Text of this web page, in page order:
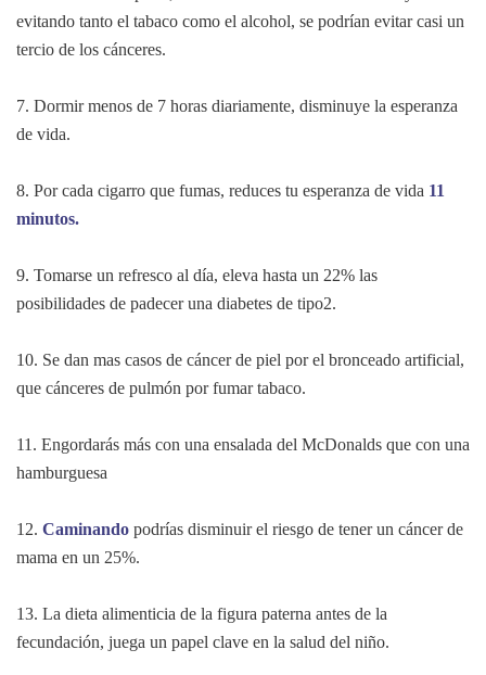
evitando tanto el tabaco como el alcohol, se podrían evitar casi un
tercio de los cánceres.
7. Dormir menos de 7 horas diariamente, disminuye la esperanza
de vida.
8. Por cada cigarro que fumas, reduces tu esperanza de vida 11
minutos.
9. Tomarse un refresco al día, eleva hasta un 22% las
posibilidades de padecer una diabetes de tipo2.
10. Se dan mas casos de cáncer de piel por el bronceado artificial,
que cánceres de pulmón por fumar tabaco.
11. Engordarás más con una ensalada del McDonalds que con una
hamburguesa
12. Caminando podrías disminuir el riesgo de tener un cáncer de
mama en un 25%.
13. La dieta alimenticia de la figura paterna antes de la
fecundación, juega un papel clave en la salud del niño.